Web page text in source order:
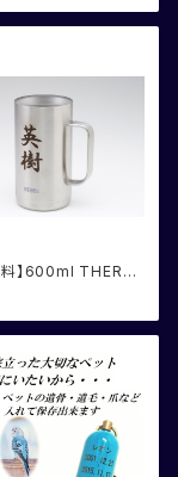
料】600ml THERM
ジョッキ